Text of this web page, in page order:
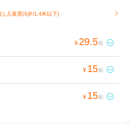
),儿童票(6岁/1.4米以下) 
¥ 29.5起 
¥ 15起 
¥ 15起 